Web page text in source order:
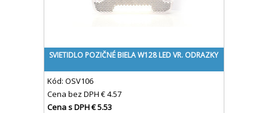
SVIETIDLO POZIČNÉ BIELA W128 LED VR. ODRAZKY
Kód: OSV106
Cena bez DPH € 4.57
Cena s DPH€ 5.53